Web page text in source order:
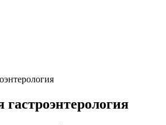
гастроэнтерология